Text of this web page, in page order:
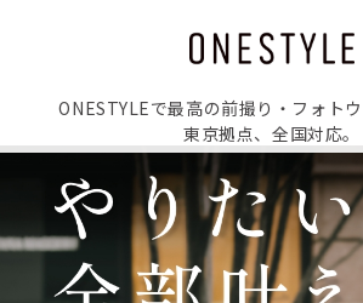
ONESTYLEで最高の前撮り・フォトウ
東京拠点、全国対応。